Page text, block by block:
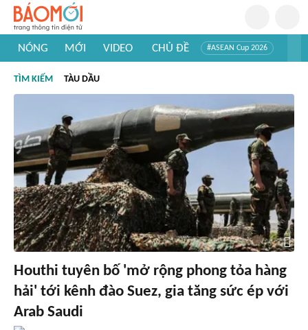
NÓNG MỚI VIDEO CHỦ ĐỀ #ASEAN Cup 2026
#Khám phá thế giới
TÌM KIẾM TÀU DẦU
Houthi tuyên bố 'mở rộng phong tỏa hàng
hải' tới kênh đào Suez, gia tăng sức ép với
Arab Saudi